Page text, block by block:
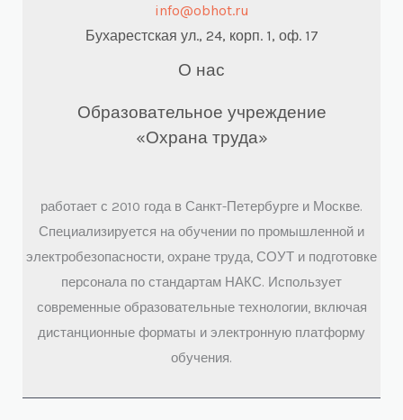
info@obhot.ru
Бухарестская ул., 24, корп. 1, оф. 17
О нас
Образовательное учреждение
«Охрана труда»
работает с 2010 года в Санкт-Петербурге и Москве.
Специализируется на обучении по промышленной и
электробезопасности, охране труда, СОУТ и подготовке
персонала по стандартам НАКС. Использует
современные образовательные технологии, включая
дистанционные форматы и электронную платформу
обучения.